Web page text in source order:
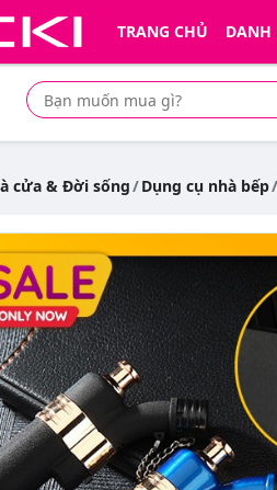
TRANG CHỦ DANH
rẻ nhất
cửa & Đời sống Dụng cụ nhà bếp